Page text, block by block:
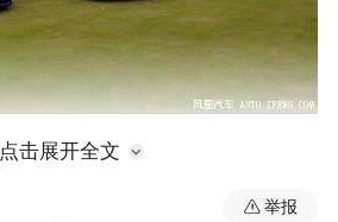
点击展开全文
举报